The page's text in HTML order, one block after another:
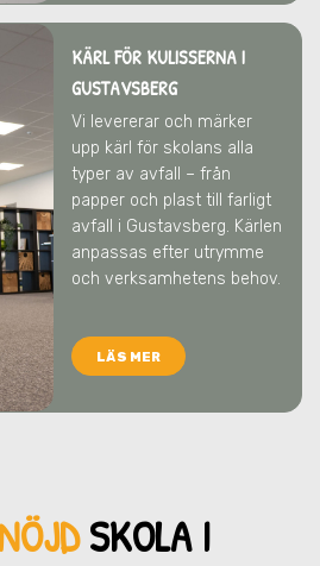
KÄRL FÖR KULISSERNA I
GUSTAVSBERG
Vi levererar och märker
upp kärl för skolans alla
typer av avfall – från
papper och plast till farligt
avfall i Gustavsberg. Kärlen
anpassas efter utrymme
och verksamhetens behov.
LÄS MER
SKOLA I